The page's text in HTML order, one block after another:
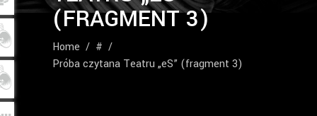
(FRAGMENT 3)
Home / # /
Próba czytana Teatru „eS” (fragment 3)